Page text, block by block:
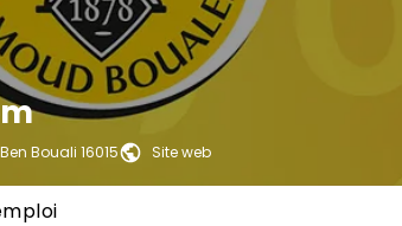
Bouali 16015 Site web